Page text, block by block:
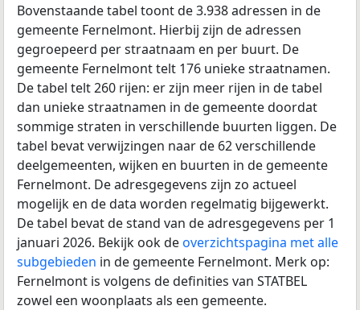
Bovenstaande tabel toont de 3.938 adressen in de
gemeente Fernelmont. Hierbij zijn de adressen
gegroepeerd per straatnaam en per buurt. De
gemeente Fernelmont telt 176 unieke straatnamen.
De tabel telt 260 rijen: er zijn meer rijen in de tabel
dan unieke straatnamen in de gemeente doordat
sommige straten in verschillende buurten liggen. De
tabel bevat verwijzingen naar de 62 verschillende
deelgemeenten, wijken en buurten in de gemeente
Fernelmont. De adresgegevens zijn zo actueel
mogelijk en de data worden regelmatig bijgewerkt.
De tabel bevat de stand van de adresgegevens per 1
januari 2026. Bekijk ook deoverzichtspagina met alle
subgebieden in de gemeente Fernelmont. Merk op:
Fernelmont is volgens de definities van STATBEL
zowel een woonplaats als een gemeente.